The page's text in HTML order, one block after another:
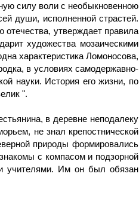
силу воли с необыкновенною
души, исполнен­ной страстей.
отечества, утверждает правила
художества мозаическими
характеристика Ломоносова,
в условиях само­державно-
науки. История его жизни, по
".
в деревне неподалеку
не знал крепостнической
природы формировались
с компасом и подзорной
учителями. Им он был обязан